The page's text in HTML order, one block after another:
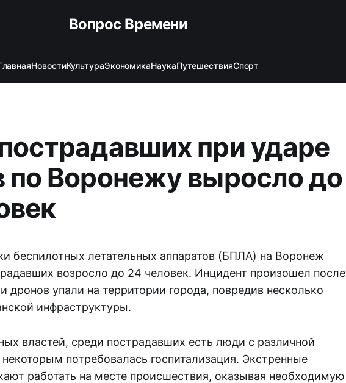
Вопрос Времени
НовостиКультураЭкономикаНаукаПутешествияСпорт
при ударе
по Воронежу выросло до
беспилотных летательных аппаратов (БПЛА) на Воронеж
возросло до 24 человек. Инцидент произошел после
дронов упали на территории города, повредив несколько
инфраструктуры.
властей, среди пострадавших есть люди с различной
потребовалась госпитализация. Экстренные
работать на месте происшествия, оказывая необходимую